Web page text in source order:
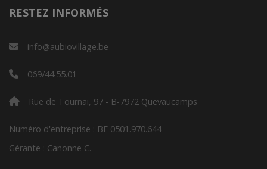
RESTEZ INFORMÉS
info@aubiovillage.be
069/44.55.01
Rue de Tournai, 97 - B-7972 Quevaucamps
Numéro d'entreprise : BE 0501.970.644
Gérante : Canonne C.